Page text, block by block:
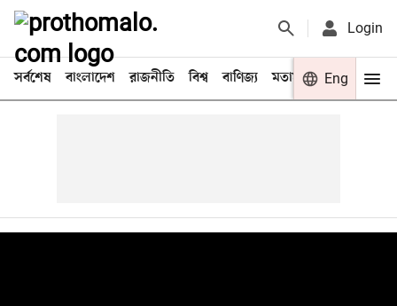
Login
সর্বশেষ বাংলাদেশ রাজনীতি বিশ্ব বাণিজ্য মতামত খেলা
Eng